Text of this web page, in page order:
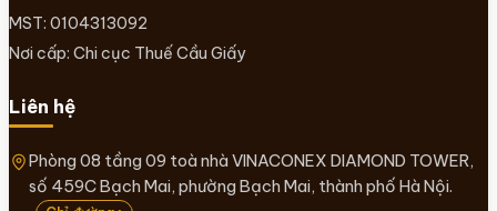
MST: 0104313092
Nơi cấp: Chi cục Thuế Cầu Giấy
Liên hệ
Phòng 08 tầng 09 toà nhà VINACONEX DIAMOND TOWER,
số 459C Bạch Mai, phường Bạch Mai, thành phố Hà Nội.